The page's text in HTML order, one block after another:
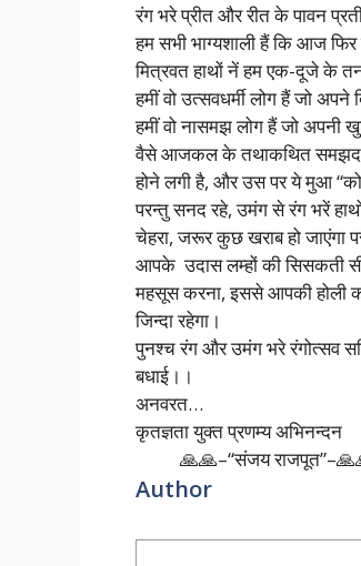
रंग भरे प्रीत और रीत के पावन
हम सभी भाग्यशाली हैं कि आज
मित्रवत हाथों नें हम एक-दूजे के
हमीं वो उत्सवधर्मी लोग हैं जो
हमीं वो नासमझ लोग हैं जो अपनी
वैसे आजकल के तथाकथित समझदार
होने लगी है, और उस पर ये मुआ
परन्तु सनद रहे, उमंग से रंग भरें
चेहरा, जरूर कुछ खराब हो जाएंगा
आपके उदास लम्हों की सिसकती
महसूस करना, इससे आपकी होली का
जिन्दा रहेगा।
पुनश्च रंग और उमंग भरे रंगोत्सव
बधाई।।
अनवरत…
कृतज्ञता युक्त प्रणम्य अभिनन्दन
🙏🙏–“संजय
Author